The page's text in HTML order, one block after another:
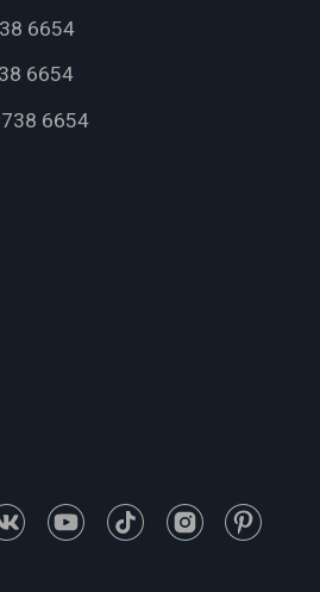
6654
6654
6654